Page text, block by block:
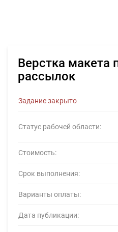
Верстка макета
рассылок
Задание закрыто
Статус рабочей области:
Стоимость:
Срок выполнения:
Варианты оплаты:
Дата публикации: